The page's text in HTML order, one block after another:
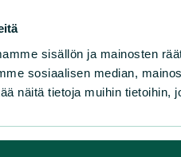
sisällön ja mainosten
sosiaalisen median,
näitä tietoja muihin tietoihin,